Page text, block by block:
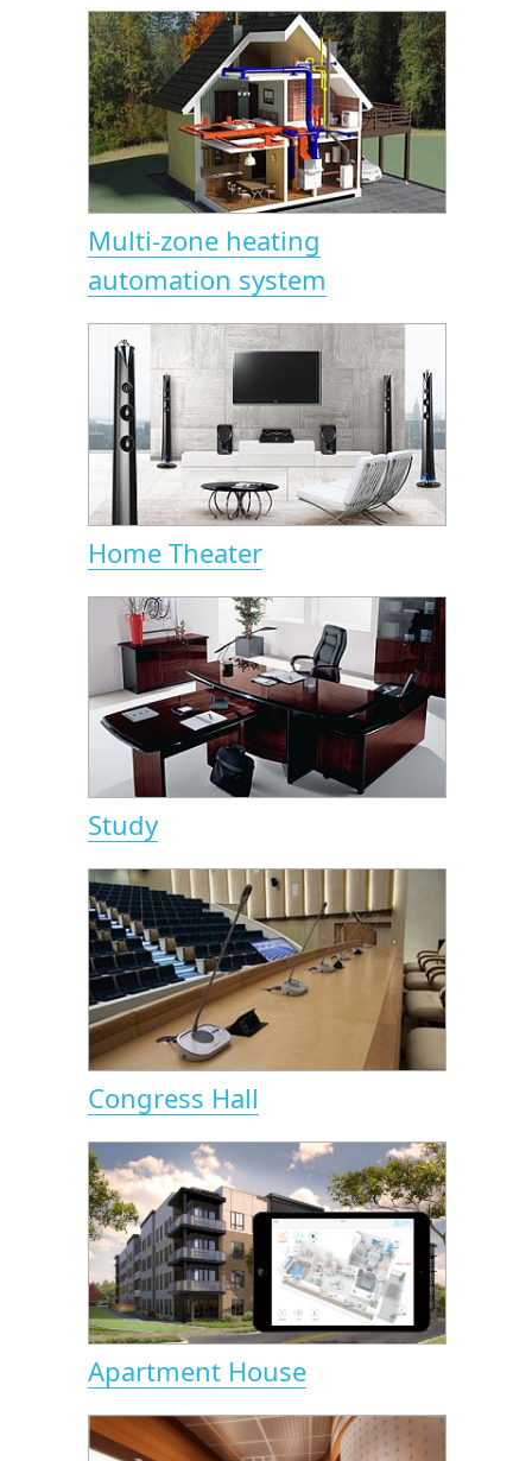
Multi-zone heating
automation system
Home Theater
Study
Congress Hall
Apartment House